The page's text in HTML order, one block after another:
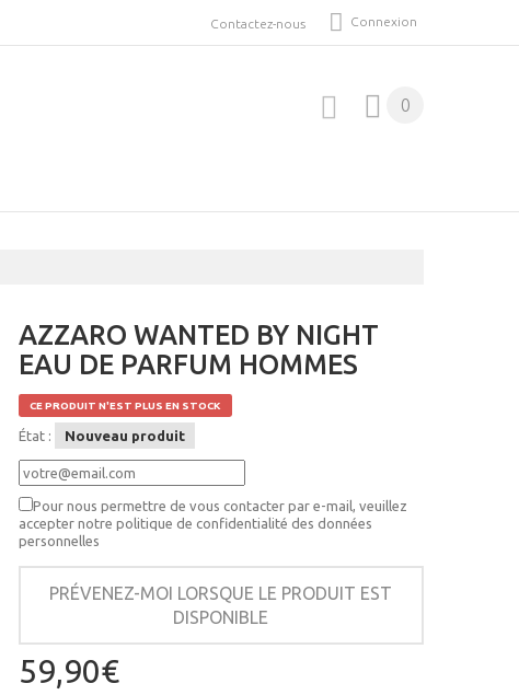
Connexion
Contactez-nous
0
AZZARO WANTED BY NIGHT
EAU DE PARFUM HOMMES
CE PRODUIT N'EST PLUS EN STOCK
État : Nouveau produit
Pour nous permettre de vous contacter par e-mail, veuillez
accepter notre politique de confidentialité des données
personnelles
PRÉVENEZ-MOI LORSQUE LE PRODUIT EST
DISPONIBLE
59,90€